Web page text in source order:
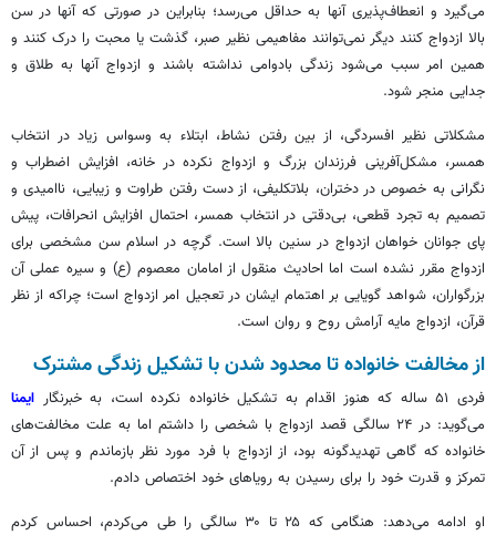
می‌گیرد و انعطاف‌پذیری آنها به حداقل می‌رسد؛ بنابراین در صورتی که آنها در سن
بالا ازدواج کنند دیگر نمی‌توانند مفاهیمی نظیر صبر، گذشت یا محبت را درک کنند و
همین امر سبب می‌شود زندگی بادوامی نداشته باشند و ازدواج آنها به طلاق و
جدایی منجر شود.
مشکلاتی نظیر افسردگی، از بین رفتن نشاط، ابتلاء به وسواس زیاد در انتخاب
همسر، مشکل‌آفرینی فرزندان بزرگ و ازدواج نکرده در خانه، افزایش اضطراب و
نگرانی به خصوص در دختران، بلاتکلیفی، از دست رفتن طراوت و زیبایی، ناامیدی و
تصمیم به تجرد قطعی، بی‌دقتی در انتخاب همسر، احتمال افزایش انحرافات، پیش
پای جوانان خواهان ازدواج در سنین بالا است. گرچه در اسلام سن مشخصی برای
ازدواج مقرر نشده است اما احادیث منقول از امامان معصوم (ع) و سیره عملی آن
بزرگواران، شواهد گویایی بر اهتمام ایشان در تعجیل امر ازدواج است؛ چراکه از نظر
قرآن، ازدواج مایه آرامش روح و روان است.
از مخالفت خانواده تا محدود شدن با تشکیل زندگی مشترک
فردی ۵۱ ساله که هنوز اقدام به تشکیل خانواده نکرده است، به خبرنگار
ایمنا
می‌گوید: در ۲۴ سالگی قصد ازدواج با شخصی را داشتم اما به علت مخالفت‌های
خانواده که گاهیتهدیدگونه بود، از ازدواج با فرد مورد نظر بازماندم و پس از آن
تمرکز و قدرت خود را برای رسیدن به رویاهای خود اختصاص دادم.
او ادامه می‌دهد: هنگامی که ۲۵ تا ۳۰ سالگی را طی می‌کردم، احساس کردم